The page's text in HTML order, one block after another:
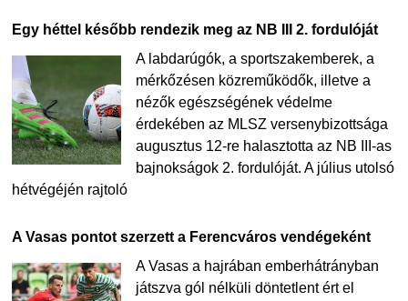
Egy héttel később rendezik meg az NB III 2. fordulóját
A labdarúgók, a sportszakemberek, a
mérkőzésen közreműködők, illetve a
nézők egészségének védelme
érdekében az MLSZ versenybizottsága
augusztus 12-re halasztotta az NB III-as
bajnokságok 2. fordulóját. A július utolsó
hétvégéjén rajtoló
A Vasas pontot szerzett a Ferencváros vendégeként
A Vasas a hajrában emberhátrányban
játszva gól nélküli döntetlent ért el